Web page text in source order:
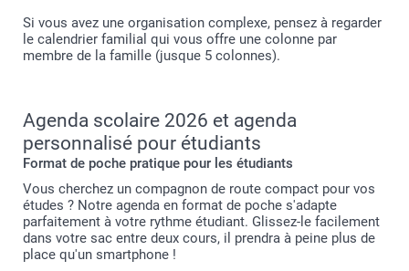
Si vous avez une organisation complexe, pensez à regarder
le calendrier familial qui vous offre une colonne par
membre de la famille (jusque 5 colonnes).
Agenda scolaire 2026 et agenda
personnalisé pour étudiants
Format de poche pratique pour les étudiants
Vous cherchez un compagnon de route compact pour vos
études ? Notre agenda en format de poche s'adapte
parfaitement à votre rythme étudiant. Glissez-le facilement
dans votre sac entre deux cours, il prendra à peine plus de
place qu'un smartphone !